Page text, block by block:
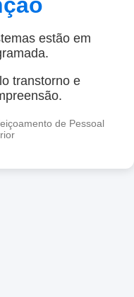
estão em
transtorno e
de Pessoal